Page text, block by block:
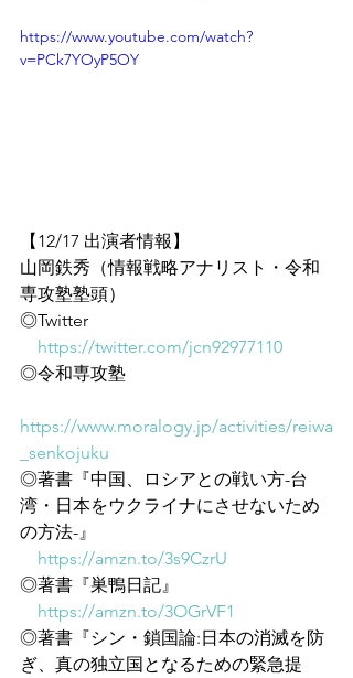
https://www.youtube.com/watch?
v=PCk7YOyP5OY
【12/17 出演者情報】
山岡鉄秀（情報戦略アナリスト・令和
専攻塾塾頭）
◎Twitter
https://twitter.com/jcn92977110
◎令和専攻塾
https://www.moralogy.jp/activities/reiwa
_senkojuku
◎著書『中国、ロシアとの戦い方-台
湾・日本をウクライナにさせないため
の方法-』
https://amzn.to/3s9CzrU
◎著書『巣鴨日記』
https://amzn.to/3OGrVF1
◎著書『シン・鎖国論:日本の消滅を防
ぎ、真の独立国となるための緊急提